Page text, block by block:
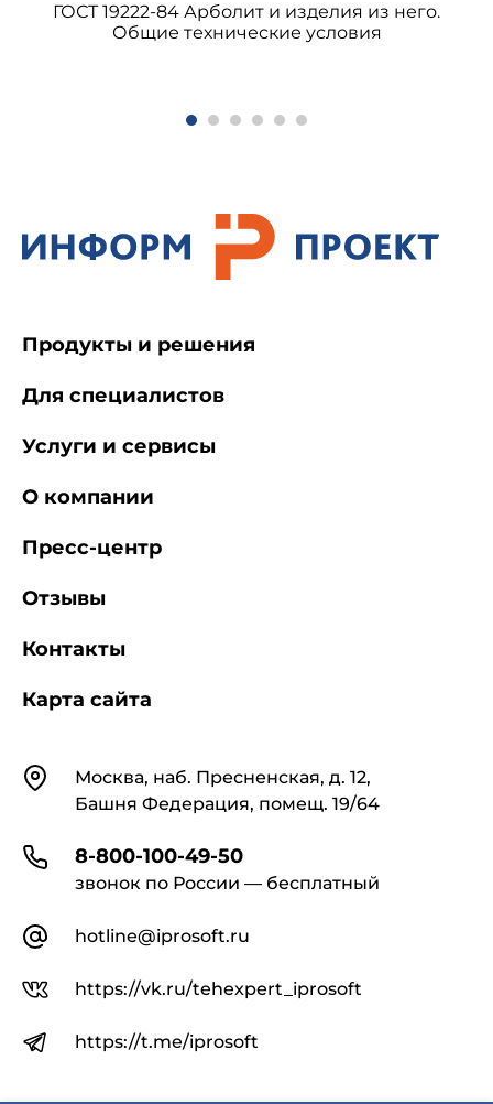
ГОСТ 19222-84 Арболит и изделия из него.
Общие технические условия
КонтактыМосква, наб. Пресненская, д. 12,
Башня Федерация, помещ. 19/64
8-800-100-49-50
звонок по России — бесплатный
hotline@iprosoft.ru
https://vk.ru/tehexpert_iprosoft
https://t.me/iprosoft
Продукты и решения
Для специалистов
Услуги и сервисы
О компании
Пресс-центр
Отзывы
Контакты
Карта сайта